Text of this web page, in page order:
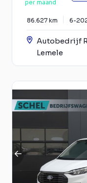
per maand
86.627 km 6-
Autobedrijf
Lemele